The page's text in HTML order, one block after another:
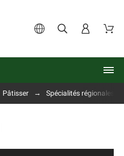
Pâtisser Spécialités régionales